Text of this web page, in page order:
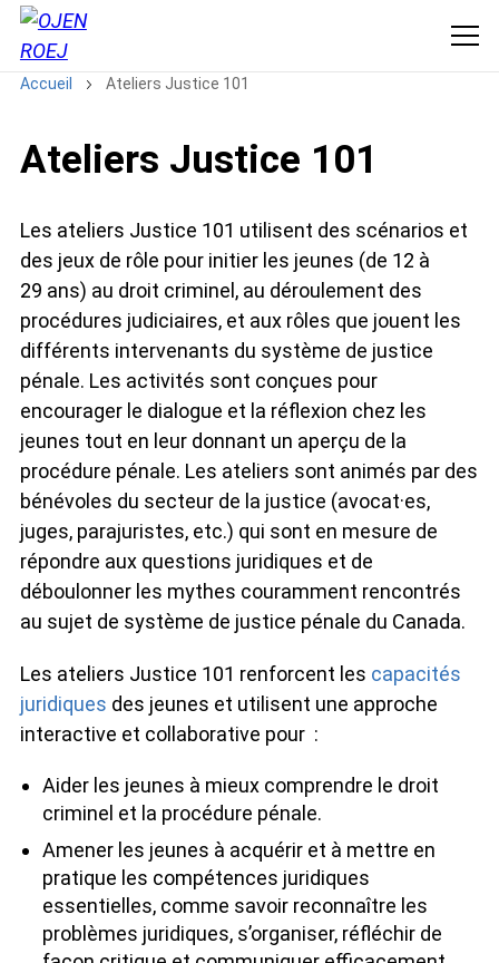
Accueil Ateliers Justice 101
Ateliers Justice 101
Les ateliers Justice 101 utilisent des scénarios et
des jeux de rôle pour initier les jeunes (de 12 à
29 ans) au droit criminel, au déroulement des
procédures judiciaires, et aux rôles que jouent les
différents intervenants du système de justice
pénale. Les activités sont conçues pour
encourager le dialogue et la réflexion chez les
jeunes tout en leur donnant un aperçu de la
procédure pénale. Les ateliers sont animés par des
bénévoles du secteur de la justice (avocat·es,
juges, parajuristes, etc.) qui sont en mesure de
répondre aux questions juridiques et de
déboulonner les mythes couramment rencontrés
au sujet de système de justice pénale du Canada.
Les ateliers Justice 101 renforcent les capacités
juridiques des jeunes et utilisent une approche
interactive et collaborative pour :
Aider les jeunes à mieux comprendre le droit
criminel et la procédure pénale.
Amener les jeunes à acquérir et à mettre en
pratique les compétences juridiques
essentielles, comme savoir reconnaître les
problèmes juridiques, s’organiser, réfléchir de